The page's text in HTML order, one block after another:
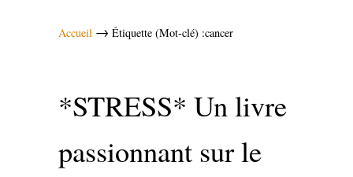
Accueil → Étiquette (Mot-clé) :cancer
*STRESS* Un livre
passionnant sur le